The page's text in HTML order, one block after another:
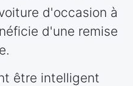
d'occasion à
d'une remise
être intelligent